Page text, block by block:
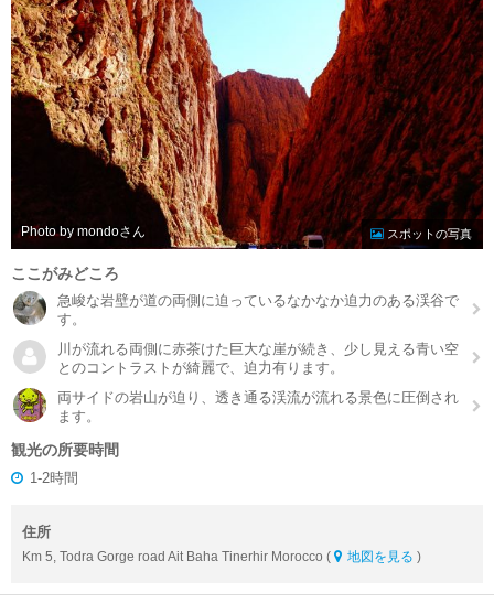
Photo by mondo スポットの写真
ここがみどころ
急峻な岩壁が道の両側に迫っているなかなか迫力のある渓谷で
す。
川が流れる両側に赤茶けた巨大な崖が続き、少し見える青い空
とのコントラストが綺麗で、迫力有ります。
両サイドの岩山が迫り、透き通る渓流が流れる景色に圧倒され
ます。
観光の所要時間
1-2時間
住所
Km 5, Todra Gorge road Ait Baha Tinerhir Morocco ( 地図を見る )